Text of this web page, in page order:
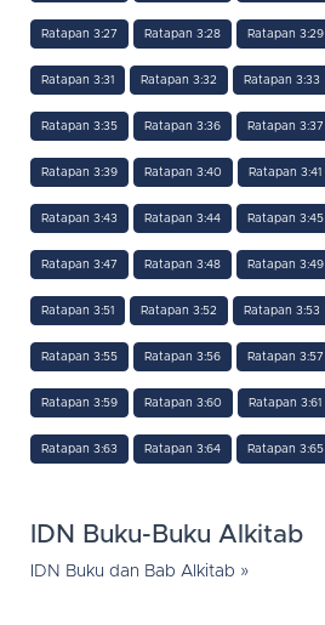
Ratapan 3:27 Ratapan 3:28 Ratapan 3:29
Ratapan 3:31 Ratapan 3:32 Ratapan 3:33
Ratapan 3:35 Ratapan 3:36 Ratapan 3:37
Ratapan 3:39 Ratapan 3:40 Ratapan 3:41
Ratapan 3:43 Ratapan 3:44 Ratapan 3:45
Ratapan 3:47 Ratapan 3:48 Ratapan 3:49
Ratapan 3:51 Ratapan 3:52 Ratapan 3:53
Ratapan 3:55 Ratapan 3:56 Ratapan 3:57
Ratapan 3:59 Ratapan 3:60 Ratapan 3:61
Ratapan 3:63 Ratapan 3:64 Ratapan 3:65
IDN Buku-Buku Alkitab
IDN Buku dan Bab Alkitab »